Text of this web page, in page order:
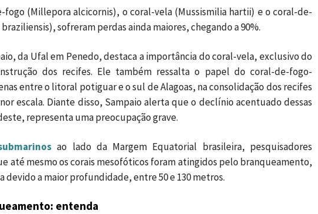
fogo (Millepora alcicornis), o coral-vela (Mussismilia hartii) e o coral-de-
sofreram perdas ainda maiores, chegando a 90%.
da Ufal em Penedo, destaca a importância do coral-vela, exclusivo do
dos recifes. Ele também ressalta o papel do coral-de-fogo-
entre o litoral potiguar e o sul de Alagoas, na consolidação dos recifes
escala. Diante disso, Sampaio alerta que o declínio acentuado dessas
representa uma preocupação grave.
ao lado da Margem Equatorial brasileira, pesquisadores
até mesmo os corais mesofóticos foram atingidos pelo branqueamento,
devido a maior profundidade, entre 50 e 130 metros.
entenda